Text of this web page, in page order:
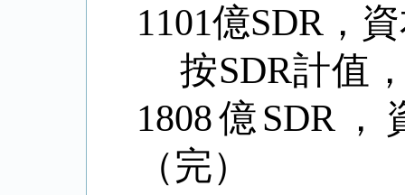
1101億SDR，
按SDR計值
1808億SDR
（完）